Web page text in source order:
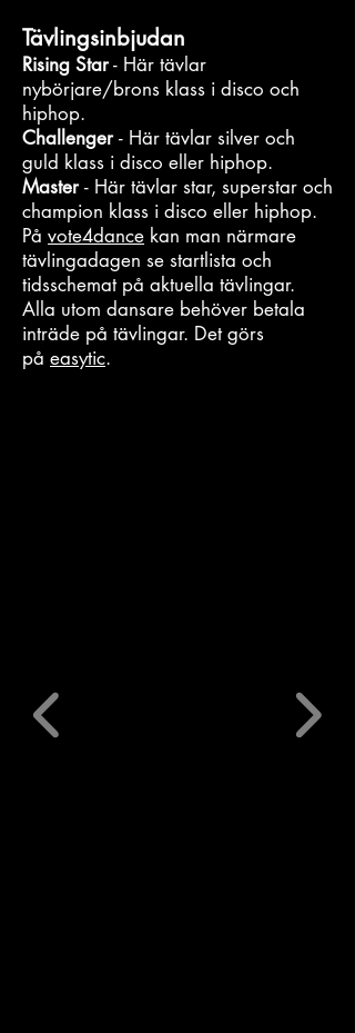
Tävlingsinbjudan
Rising Star- Här tävlar
nybörjare/brons klass i disco och
hiphop.
Challenger- Här tävlar silver och
guld klass i disco eller hiphop.
Master- Här tävlar star, superstar och
champion klass i disco eller hiphop.
På vote4dance kan man närmare
tävlingadagen se startlista och
tidsschemat på aktuella tävlingar.
Alla utom dansare behöver betala
inträde på tävlingar. Det görs
på easytic.